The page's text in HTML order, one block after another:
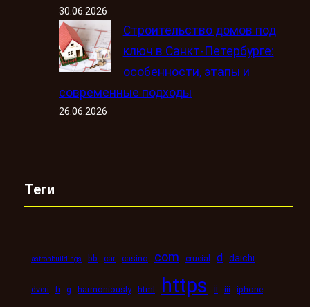
30.06.2026
Строительство домов под
ключ в Санкт-Петербурге:
особенности, этапы и
современные подходы
26.06.2026
Теги
astronbuildings bb car casino com crucial d daichi
dveri fi g harmoniously html https ii iii iphone